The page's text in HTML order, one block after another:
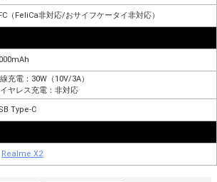
（FeliCa非対応/おサイフケータイ非対応）
充電：30W（10V/3A）
ヤレス充電：非対応
Type-C
Realme X2